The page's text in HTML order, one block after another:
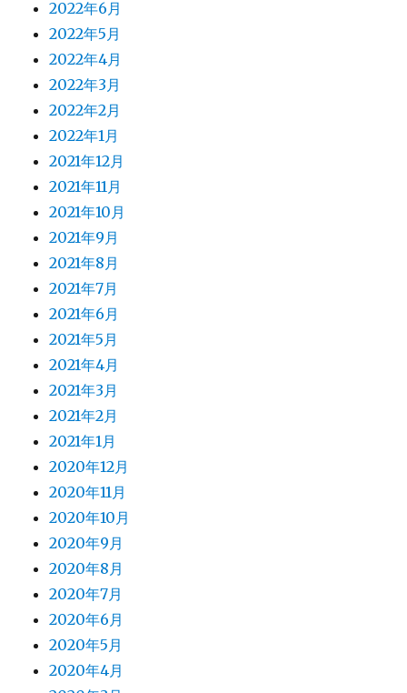
2022年6月
2022年5月
2022年4月
2022年3月
2022年2月
2022年1月
2021年12月
2021年11月
2021年10月
2021年9月
2021年8月
2021年7月
2021年6月
2021年5月
2021年4月
2021年3月
2021年2月
2021年1月
2020年12月
2020年11月
2020年10月
2020年9月
2020年8月
2020年7月
2020年6月
2020年5月
2020年4月